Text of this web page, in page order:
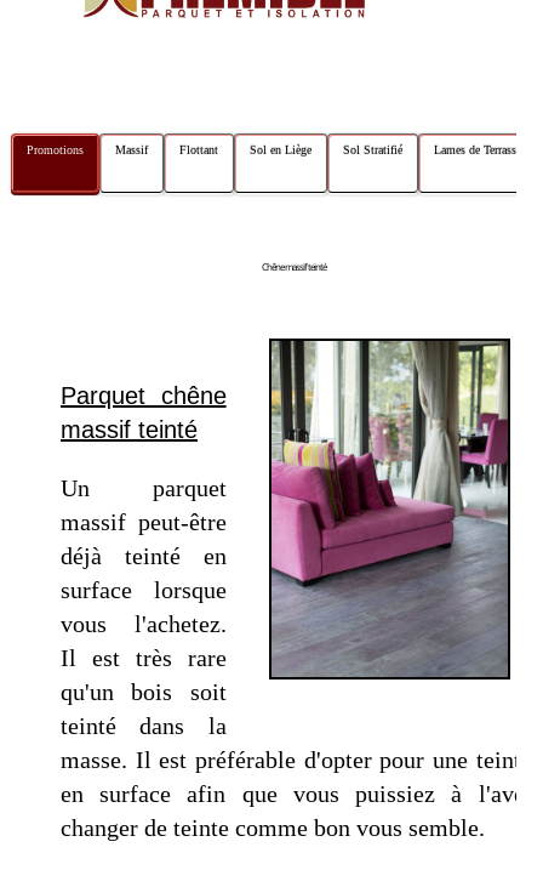
Promotions Massif Flottant Sol en Liège Sol Stratifié Lames de Terrasse
Chêne massif teinté
Parquet chêne
massif teinté
Un parquet
massif peut-être
déjà teinté en
surface lorsque
vous l'achetez.
Il est très rare
qu'un bois soit
teinté dans la
masse. Il est préférable d'opter pour une
en surface afin que vous puissiez à
changer de teinte comme bon vous semble.